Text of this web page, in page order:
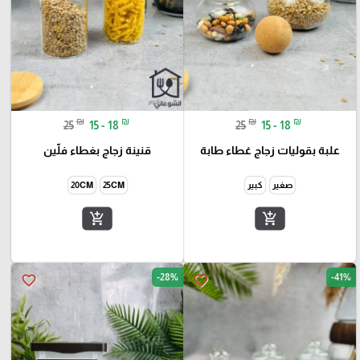
25 ₪ 15 - 18 ₪
علبة بقوليات زجاج غطاء طابة
صغير كبير
add_shopping_cart
25 ₪ 15 - 18 ₪
قنينة زجاج بغطاء فلّين
25CM
20CM
add_shopping_cart
favorite_border -41%
favorite_border -28%